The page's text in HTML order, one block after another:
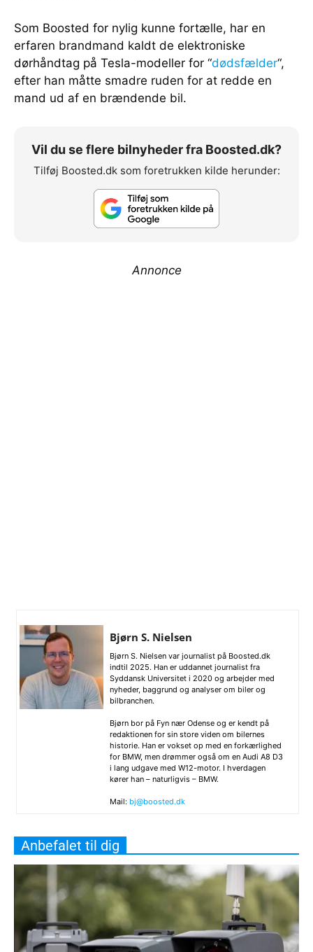
Som Boosted for nylig kunne fortælle, har en
erfaren brandmand kaldt de elektroniske
dørhåndtag på Tesla-modeller for “dødsfælder“,
efter han måtte smadre ruden for at redde en
mand ud af en brændende bil.
Vil du se flere bilnyheder fra Boosted.dk?
Tilføj Boosted.dk som foretrukken kilde herunder:
Annonce
Bjørn S. Nielsen
Bjørn S. Nielsen var journalist på Boosted.dk
indtil 2025. Han er uddannet journalist fra
Syddansk Universitet i 2020 og arbejder med
nyheder, baggrund og analyser om biler og
bilbranchen.
Bjørn bor på Fyn nær Odense og er kendt på
redaktionen for sin store viden om bilernes
historie. Han er vokset op med en forkærlighed
for BMW, men drømmer også om en Audi A8 D3
i lang udgave med W12-motor. I hverdagen
kører han – naturligvis – BMW.
Mail: bj@boosted.dk